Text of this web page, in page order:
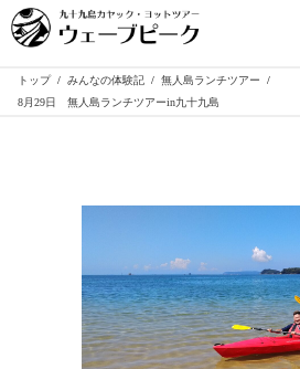
トップ / みんなの体験記 / 無人島ランチツアー
/
8月29日 無人島ランチツアーin九十九島